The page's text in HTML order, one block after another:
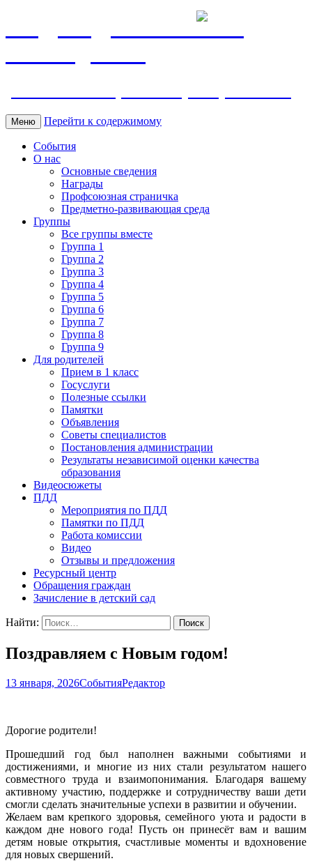
МБДОУ ДС "Калинка"
Меню Перейти к содержимому
События
О нас
Основные сведения
Награды
Профсоюзная страничка
Предметно-развивающая среда
Группы
Все группы вместе
Группа 1
Группа 2
Группа 3
Группа 4
Группа 5
Группа 6
Группа 7
Группа 8
Группа 9
Для родителей
Прием в 1 класс
Госуслуги
Полезные ссылки
Памятки
Объявления
Советы специалистов
Постановления администрации
Результаты независимой оценки качества
образования
Видеосюжеты
ПДД
Мероприятия по ПДД
Памятки по ПДД
Работа комиссии
Видео
Отзывы и предложения
Ресурсный центр
Обращения граждан
Зачисление в детский сад
Найти:
Поздравляем с Новым годом!
13 января, 2026СобытияРедактор
Дорогие родители!
Прошедший год был наполнен важными событиями и
достижениями, и многие из них стали результатом нашего
совместного труда и взаимопонимания. Благодаря вашему
активному участию, поддержке и сотрудничеству ваши дети
смогли сделать значительные успехи в развитии и обучении.
Желаем вам крепкого здоровья, семейного уюта и радости в
каждом дне нового года! Пусть он принесёт вам и вашим
детям новые открытия, счастливые моменты и вдохновение
для новых свершений.